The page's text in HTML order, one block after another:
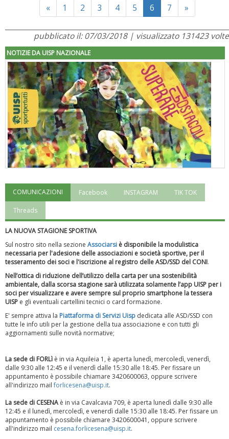
«Previous
1 2 3 4 5 6 7 »Next
pubblicato il: 07/03/2018 | visualizzato 131423 volte
NOTIZIE DA UISP NAZIONALE
"Superare gli ostacoli": la relazione di Tiziano Pesce al CN Uisp
Luglio 2026: "Pensando con i piedi, si possono fare le
COMUNICAZIONI Facebook INSTAGRAM TIK TOK
Threads
LA NUOVA STAGIONE SPORTIVA
Sul nostro sito nella sezione Associarsi è disponibile la modulistica
necessaria per l'adesione delle associazioni e società sportive, per il
tesseramento dei soci e l'iscrizione al registro delle ASD/SSD del CONI.
Nell’ottica di riduzione dell’utilizzo della carta per una sostenibilità
ambientale, dalla scorsa stagione sarà utilizzata solamente l’app UISP per i
soci per visualizzare e avere sempre sul proprio smartphone la tessera
UISP e gli eventuali cartellini tecnici o card formazione.
E' sempre attiva la Piattaforma di Servizi Uisp dedicata alle ASD/SSD con
tutte le info utili per la gestione della tua associazione e con tutti gli
aggiornamenti sulle novità normative;
La sede di FORLì è in via Aquileia 1, è aperta lunedì, mercoledì, venerdì,
dalle 9:30 alle 12:45 e il venerdì dalle 15:30 alle 18:45. Per fissare un
appuntamento è possibile chiamare 3420600063, oppure scrivere
all'indirizzo mailforlicesena@uisp.it.
La sede di CESENA è in via Cavalcavia 709, è aperta lunedì dalle 9:30 alle
12:45 e il lunedì, mercoledì, e venerdì dalle 15:30 alle 18:45. Per fissare un
appuntamento è possibile chiamare 3420600041, oppure scrivere
all'indirizzo mail cesena.forlicesena@uisp.it.